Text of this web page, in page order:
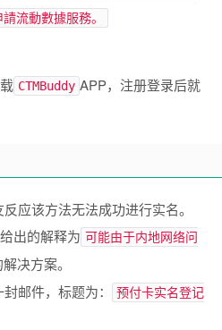
流動數據服務。
CTMBuddy APP，注册登录后就
应该方法无法成功进行实名。
出的解释为 可能由于内地网络问
决方案。
邮件，标题为：
预付卡实名登记